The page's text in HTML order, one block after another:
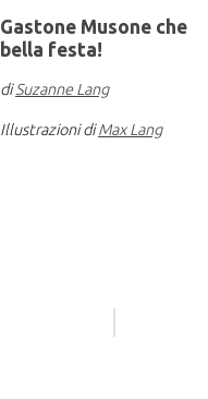
Gastone Musone che
bella festa!
diSuzanne Lang
Illustrazioni diMax Lang